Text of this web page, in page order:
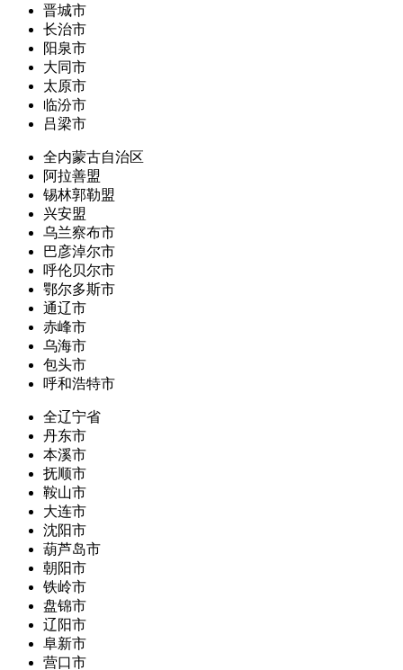
晋城市
长治市
阳泉市
大同市
太原市
临汾市
吕梁市
全内蒙古自治区
阿拉善盟
锡林郭勒盟
兴安盟
乌兰察布市
巴彦淖尔市
呼伦贝尔市
鄂尔多斯市
通辽市
赤峰市
乌海市
包头市
呼和浩特市
全辽宁省
丹东市
本溪市
抚顺市
鞍山市
大连市
沈阳市
葫芦岛市
朝阳市
铁岭市
盘锦市
辽阳市
阜新市
营口市